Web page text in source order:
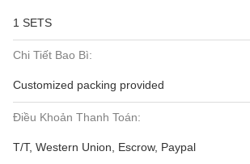
1 SETS
Chi Tiết Bao Bì:
Customized packing provided
Điều Khoản Thanh Toán:
T/T, Western Union, Escrow, Paypal